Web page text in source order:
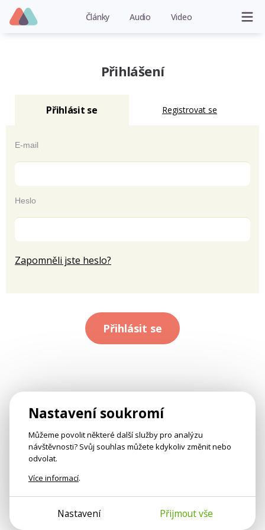
Články Audio Video
Přihlášení
Přihlásit se Registrovat se
E-mail
Heslo
Zapomněli jste heslo?
Přihlásit se
Nastavení soukromí
Můžeme povolit některé další služby pro analýzu
návštěvnosti? Svůj souhlas můžete kdykoliv změnit nebo
odvolat.
Více informací.
Nastavení Přijmout vše